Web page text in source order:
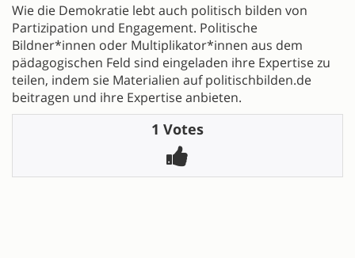
Wie die Demokratie lebt auch politisch bilden von
Partizipation und Engagement. Politische
Bildner*innen oder Multiplikator*innen aus dem
pädagogischen Feld sind eingeladen ihre Expertise zu
teilen, indem sie Materialien auf politischbilden.de
beitragen und ihre Expertise anbieten.
1 Votes